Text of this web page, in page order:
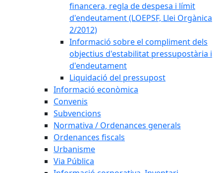
financera, regla de despesa i límit
d'endeutament (LOEPSF, Llei Orgànica
2/2012)
Informació sobre el compliment dels
objectius d'estabilitat pressupostària i
d'endeutament
Liquidació del pressupost
Informació econòmica
Convenis
Subvencions
Normativa / Ordenances generals
Ordenances fiscals
Urbanisme
Via Pública